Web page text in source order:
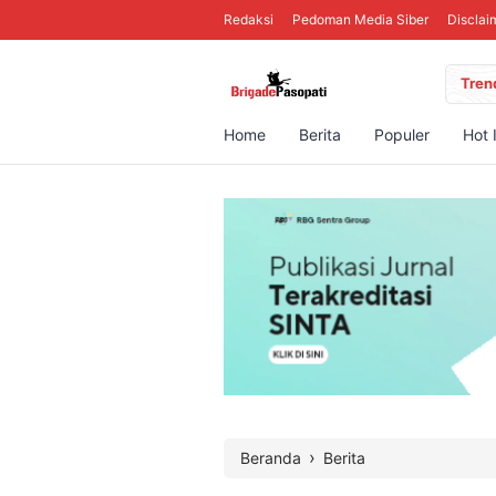
Redaksi Pedoman Media Siber
Home Berita Populer Hot
Beranda › Berita